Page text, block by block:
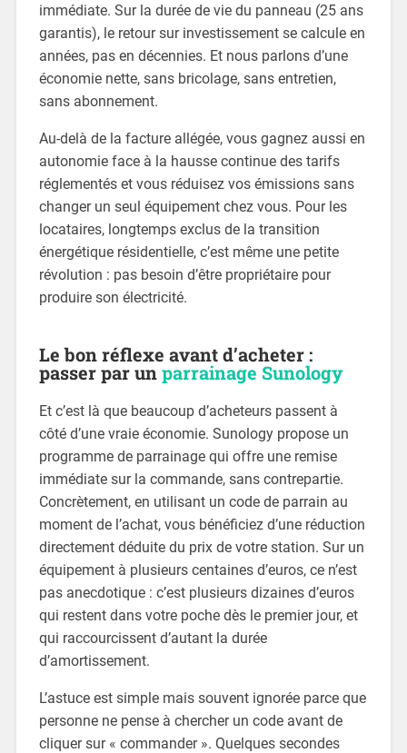
immédiate. Sur la durée de vie du panneau (25 ans
garantis), le retour sur investissement se calcule en
années, pas en décennies. Et nous parlons d’une
économie nette, sans bricolage, sans entretien,
sans abonnement.
Au-delà de la facture allégée, vous gagnez aussi en
autonomie face à la hausse continue des tarifs
réglementés et vous réduisez vos émissions sans
changer un seul équipement chez vous. Pour les
locataires, longtemps exclus de la transition
énergétique résidentielle, c’est même une petite
révolution : pas besoin d’être propriétaire pour
produire son électricité.
Le bon réflexe avant d’acheter :
passer par unparrainage Sunology
Et c’est là que beaucoup d’acheteurs passent à
côté d’une vraie économie. Sunology propose un
programme de parrainage qui offre une remise
immédiate sur la commande, sans contrepartie.
Concrètement, en utilisant un code de parrain au
moment de l’achat, vous bénéficiez d’une réduction
directement déduite du prix de votre station. Sur un
équipement à plusieurs centaines d’euros, ce n’est
pas anecdotique : c’est plusieurs dizaines d’euros
qui restent dans votre poche dès le premier jour, et
qui raccourcissent d’autant la durée
d’amortissement.
L’astuce est simple mais souvent ignorée parce que
personne ne pense à chercher un code avant de
cliquer sur « commander ». Quelques secondes